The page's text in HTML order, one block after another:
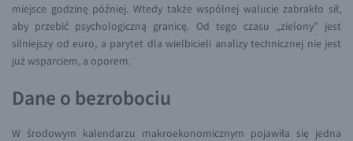
EUR/ILS
EUR/JPY
EUR/NZD
EUR/RON
miejsce godzinę później. Wtedy także wspólnej walucie zabrakło sił,
aby przebić psychologiczną granicę. Od tego czasu „zielony” jest
silniejszy od euro, a parytet dla wielbicieli analizy technicznej nie jest
już wsparciem, a oporem.
Dane o bezrobociu
W środowym kalendarzu makroekonomicznym pojawiła się jedna